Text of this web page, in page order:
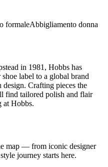
formaleAbbigliamento donna
in 1981, Hobbs has
label to a global brand
Crafting pieces the
find tailored polish and flair
at Hobbs.
map — from iconic designer
journey starts here.